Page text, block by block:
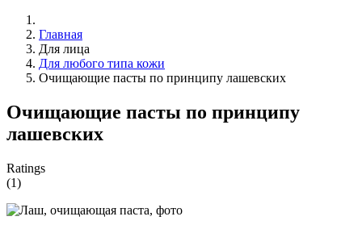
Главная
Для лица
Для любого типа кожи
Очищающие пасты по принципу лашевских
Очищающие пасты по принципу
лашевских
Ratings
(1)